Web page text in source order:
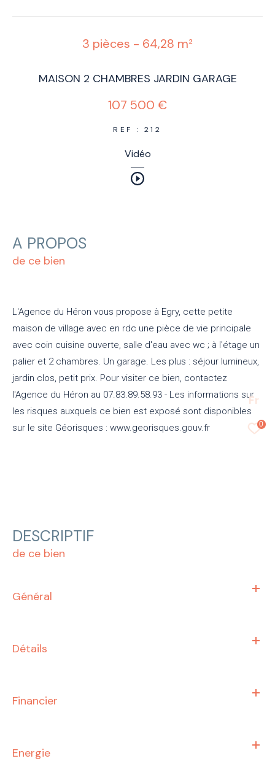
Fr
0
3 pièces - 64,28 m²
MAISON 2 CHAMBRES JARDIN GARAGE
107 500 €
REF : 212
Vidéo
A PROPOS
de ce bien
L'Agence du Héron vous propose à Egry, cette petite
maison de village avec en rdc une pièce de vie principale
avec coin cuisine ouverte, salle d'eau avec wc ; à l'étage un
palier et 2 chambres. Un garage. Les plus : séjour lumineux,
jardin clos, petit prix. Pour visiter ce bien, contactez
l'Agence du Héron au 07.83.89.58.93 - Les informations sur
les risques auxquels ce bien est exposé sont disponibles
sur le site Géorisques : www.georisques.gouv.fr
DESCRIPTIF
de ce bien
Général
Détails
Financier
Energie